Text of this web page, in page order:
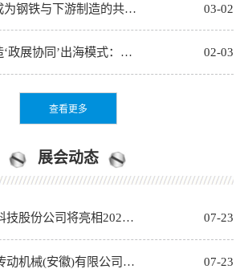
价格承诺如何成为钢铁与下游制造的共赢桥梁 03-02
看山东如何打造‘政展协同’出海模式：冶金企业参展从成本项变为投资项 02-03
查看更多
展会动态
展商推介|金雷科技股份公司将亮相2026上海国际冶金展览会 07-23
展商推介|唐陌传动机械(安徽)有限公司将亮相2026上海国际冶金展览会 07-23